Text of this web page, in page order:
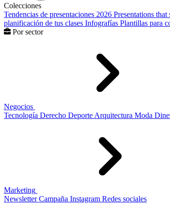
Colecciones
Tendencias de presentaciones 2026 Presentations
planificación de tus clases Infografías Plantillas para
Por sector
Negocios
Tecnología Derecho Deporte Arquitectura Moda
Marketing
Newsletter Campaña Instagram Redes sociales